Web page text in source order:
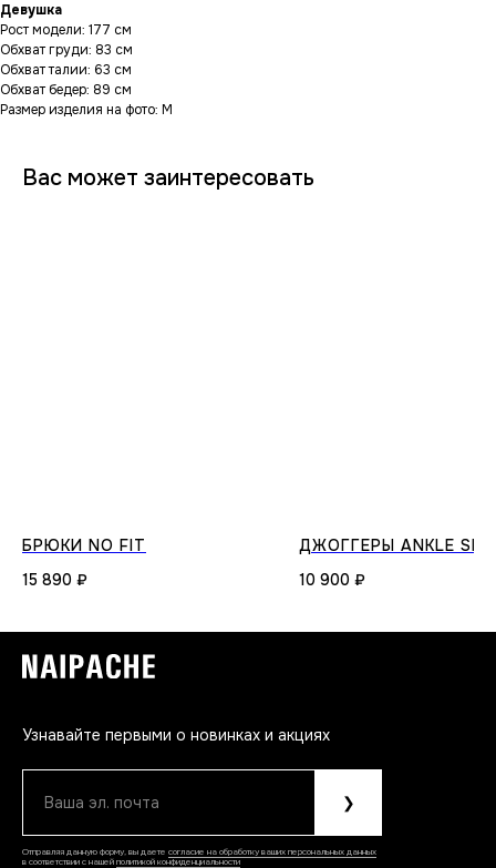
Девушка
Рост модели: 177 см
Обхват груди: 83 см
Обхват талии: 63 см
Обхват бедер: 89 см
Размер изделия на фото: M
Вас может заинтересовать
БРЮКИ NO FIT
15 890 ₽
ДЖОГГЕРЫ ANKLE
10 900 ₽
Узнавайте первыми о новинках и акциях
Ваша эл. почта ❯
Отправляя данную форму, вы даете согласие на обработку ваших персональных данных
в соответствии с нашей политикой конфиденциальности